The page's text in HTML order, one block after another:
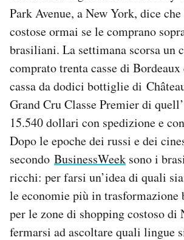
SHOP
CALENDARIO
Area Personale
Newsletter
Notifiche mobile
Hai bisogno di aiuto?
Esci
Park Avenue, a New York, dice
costose ormai se le comprano
brasiliani. La settimana scorsa un
comprato trenta casse di
cassa da dodici bottiglie di
Grand Cru Classe Premier di
15.540 dollari con spedizione e
Dopo le epoche dei russi e dei
secondo BusinessWeek sono i
ricchi: per farsi un’idea di quali
le economie più in trasformazione
per le zone di shopping costoso di
fermarsi ad ascoltare quali lingue